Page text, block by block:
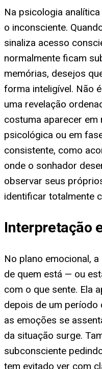
Na psicologia
o inconsciente.
sinaliza acesso
normalmente ficam
memórias, desejos
forma inteligível. Não
uma revelação
costuma aparecer
psicológica ou em
consistente, como
onde o sonhador
observar seus
identificar totalmente
Interpretação
No plano emocional,
de quem está — ou
com o que sente. Ela
depois de um período
as emoções se
da situação surge.
subconsciente
tem evitado ver com